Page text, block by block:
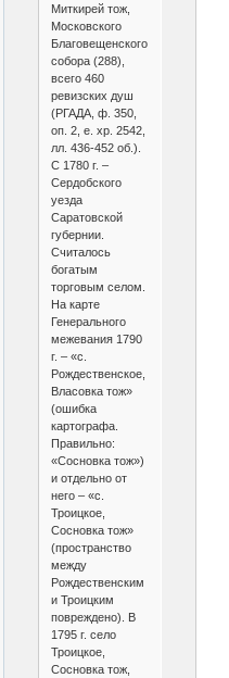
Миткирей тож,
Московского
Благовещенского
собора (288),
всего 460
ревизских душ
(РГАДА, ф. 350,
оп. 2, е. хр. 2542,
лл. 436-452 об.).
С 1780 г. –
Сердобского
уезда
Саратовской
губернии.
Считалось
богатым
торговым селом.
На карте
Генерального
межевания 1790
г. – «с.
Рождественское,
Власовка тож»
(ошибка
картографа.
Правильно:
«Сосновка тож»)
и отдельно от
него – «с.
Троицкое,
Сосновка тож»
(пространство
между
Рождественским
и Троицким
повреждено). В
1795 г. село
Троицкое,
Сосновка тож,